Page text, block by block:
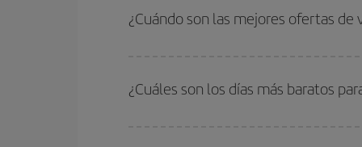
con las fechas y horarios de ida y vuelta.
¿Cuándo son las mejores ofertas
periodos de vacaciones escolares son
precios encontrarás.
¿Cuáles son los días más baratos